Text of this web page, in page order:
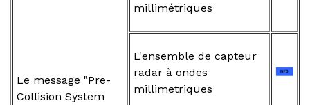
Le message "Pre-
Collision System
millimétriques
L'ensemble de capteur
radar à ondes
millimetriques